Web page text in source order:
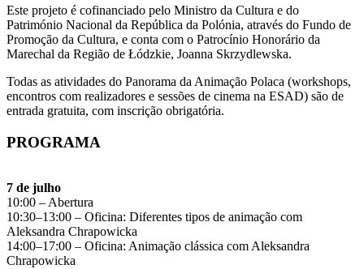
Este projeto é cofinanciado pelo Ministro da Cultura e do
Património Nacional da República da Polónia, através do Fundo de
Promoção da Cultura, e conta com o Patrocínio Honorário da
Marechal da Região de Łódzkie, Joanna Skrzydlewska.
Todas as atividades do Panorama da Animação Polaca (workshops,
encontros com realizadores e sessões de cinema na ESAD) são de
entrada gratuita, com inscrição obrigatória.
PROGRAMA
7 de julho
10:00 – Abertura
10:30–13:00 – Oficina: Diferentes tipos de animação com
Aleksandra Chrapowicka
14:00–17:00 – Oficina: Animação clássica com Aleksandra
Chrapowicka